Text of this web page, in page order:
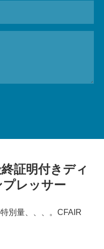
証明付きディ
レッサー
別量、、、。CFAIR